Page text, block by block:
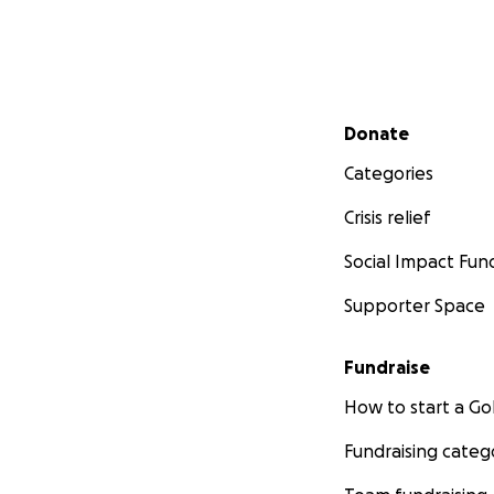
Secondary menu
Donate
Categories
Crisis relief
Social Impact
Supporter Space
Fundraise
How to start a
Fundraising